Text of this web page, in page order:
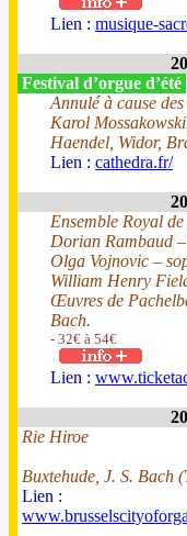
Lien : musique-
Festival d’orgue d’été
Annulé à cause
Karol
Haendel, Widor,
Lien : cathedra.fr/
Ensemble Royal
Dorian Rambaud
Olga Vojnovic –
William Henry
Œuvres de
Bach.
- 32€ à 54€
Lien :
Rie Hiroe
Buxtehude, J. S. Bach
Lien :